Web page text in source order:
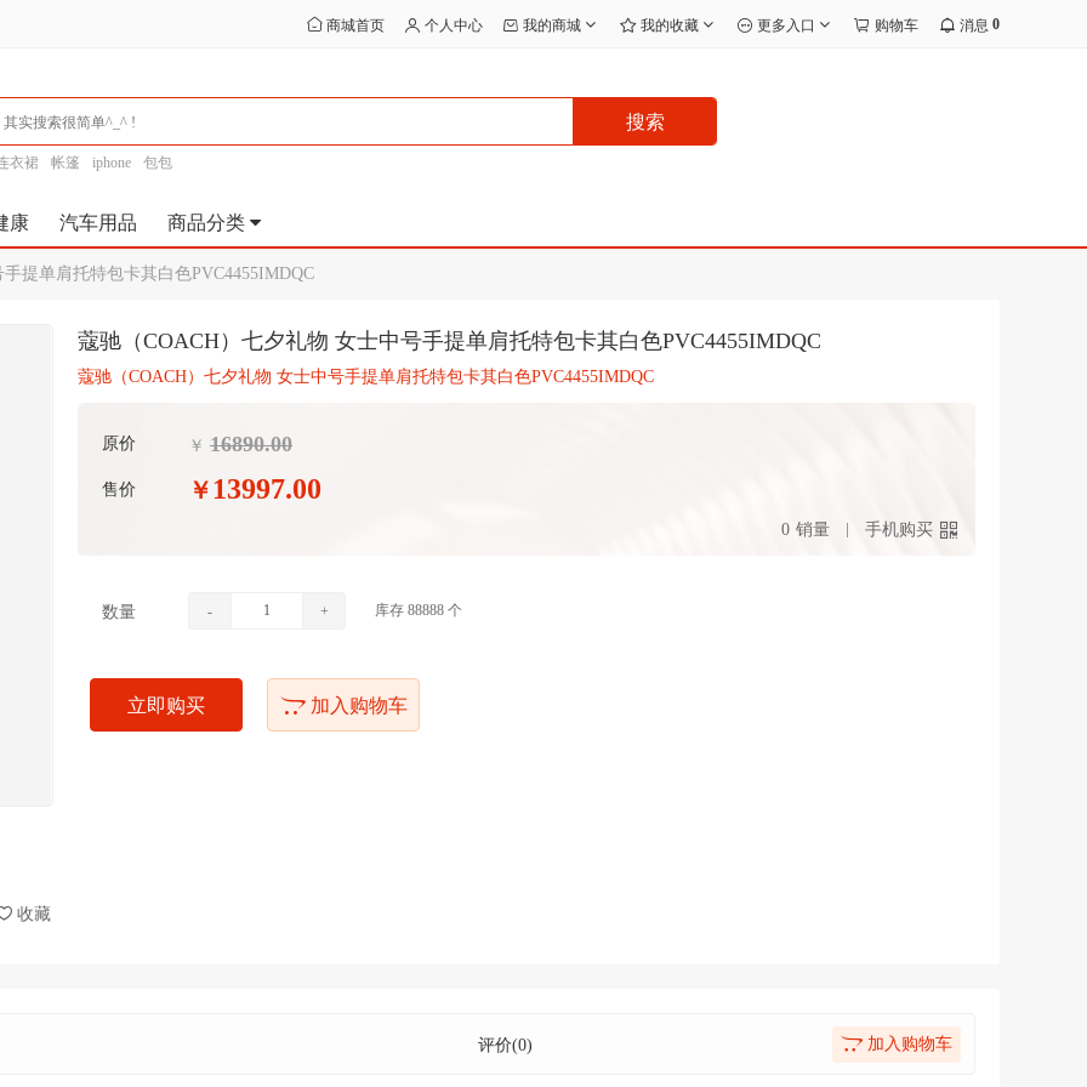
商城首页 个人中心 我的商城 我的收藏 更多入口 购物车 消息 0
搜索
衣裙 帐篷 iphone 包包
康 汽车用品 商品分类
提单肩托特包卡其白色PVC4455IMDQC
收藏
蔻驰（COACH）七夕礼物 女士中号手提单肩托特包卡其白色PVC4455IMDQC
蔻驰（COACH）七夕礼物 女士中号手提单肩托特包卡其白色PVC4455IMDQC
原价 ￥ 16890.00
售价 ￥ 13997.00
0 销量 手机购买
数量 - + 库存 88888 个
立即购买 加入购物车
加入购物车
评价(0)